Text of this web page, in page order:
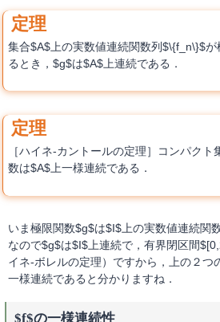
集合$A$上の実数値連続関数列$\{f_n\}$
るとき，$g$は$A$上連続である．
［ハイネ-カントールの定理］コンパク
数は$A$上一様連続である．
いま極限関数$g$は$I$上の実数値連続関
なので$g$は$I$上連続で，有界閉区間
イネ-ボレルの定理）ですから，上の２つ
一様連続であると分かりますね．
$f$の一様連続性